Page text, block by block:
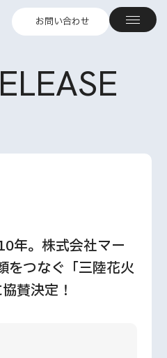
お問い合わせ
年。株式会社マー
をつなぐ「三陸花火
賛決定！